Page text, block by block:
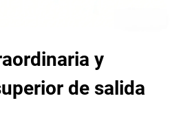
y
de salida